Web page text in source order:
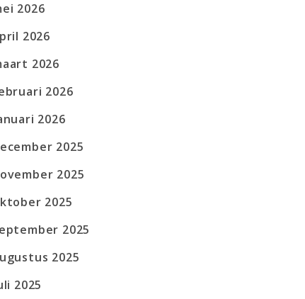
2026
2026
2026
2026
2026
2025
2025
2025
2025
2025
2025